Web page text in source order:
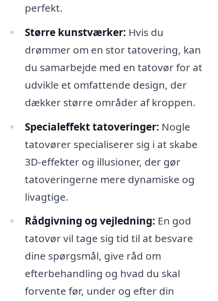
perfekt.
Større kunstværker: Hvis du
drømmer om en stor tatovering, kan
du samarbejde med en tatovør for at
udvikle et omfattende design, der
dækker større områder af kroppen.
Specialeffekt tatoveringer: Nogle
tatovører specialiserer sig i at skabe
3D-effekter og illusioner, der gør
tatoveringerne mere dynamiske og
livagtige.
Rådgivning og vejledning: En god
tatovør vil tage sig tid til at besvare
dine spørgsmål, give råd om
efterbehandling og hvad du skal
forvente før, under og efter din